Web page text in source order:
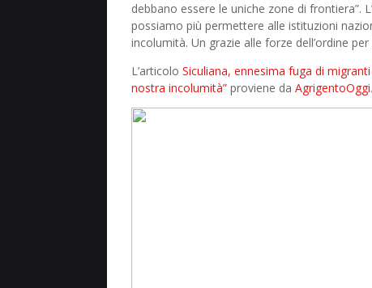
debbano essere le uniche zone di frontiera”.
possiamo più permettere alle istituzioni
incolumità. Un grazie alle forze dell’ordine
L’articolo Siculiana, ennesima fuga di
nostra incolumità” proviene da AgrigentoOggi.